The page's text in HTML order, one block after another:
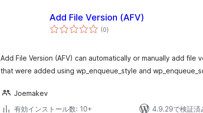
Add File Version (AFV)
(0個
の)
Add File Version (AFV) can automatically or manually add file
that were added using wp_enqueue_style and
Joemakev
有効インストール数: 10+
4.9.29で検証済